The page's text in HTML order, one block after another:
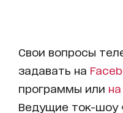
Свои вопросы
задавать на
программы или
Ведущие ток-шоу